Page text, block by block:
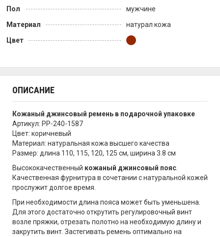
Пол
мужчине
Материал
натурал кожа
Цвет
ОПИСАНИЕ
Кожаный джинсовый ремень в подарочной упаковке
Артикул: PP-240-1587
Цвет: коричневый
Материал: натуральная кожа высшего качества
Размер: длина 110, 115, 120, 125 см, ширина 3.8 см
Высококачественный кожаный джинсовый пояс
Качественная фурнитура в сочетании с натуральной кожей
прослужит долгое время.
При необходимости длина пояса может быть уменьшена.
Для этого достаточно открутить регулировочный винт
возле пряжки, отрезать полотно на необходимую длину и
закрутить винт. Застегивать ремень оптимально на